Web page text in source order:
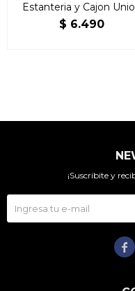
Estanteria y Cajon
Plain
$ 6.490
¡Suscribite y
